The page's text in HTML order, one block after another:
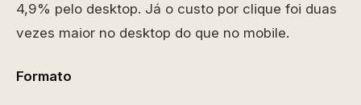
4,9% pelo desktop. Já o custo por clique foi duas
vezes maior no desktop do que no mobile.
Formato